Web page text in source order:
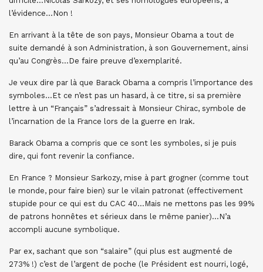
l’évidence…Non !
En arrivant à la tête de son pays, Monsieur Obama a tout de
suite demandé à son Administration, à son Gouvernement, ainsi
qu’au Congrès…De faire preuve d’exemplarité.
Je veux dire par là que Barack Obama a compris l’importance des
symboles…Et ce n’est pas un hasard, à ce titre, si sa première
lettre à un “Français” s’adressait à Monsieur Chirac, symbole de
l’incarnation de la France lors de la guerre en Irak.
Barack Obama a compris que ce sont les symboles, si je puis
dire, qui font revenir la confiance.
En France ? Monsieur Sarkozy, mise à part grogner (comme tout
le monde, pour faire bien) sur le vilain patronat (effectivement
stupide pour ce qui est du CAC 40…Mais ne mettons pas les 99%
de patrons honnêtes et sérieux dans le même panier)…N’a
accompli aucune symbolique.
Par ex, sachant que son “salaire” (qui plus est augmenté de
273% !) c’est de l’argent de poche (le Président est nourri, logé,